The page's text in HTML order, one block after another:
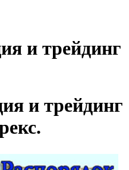
и трейдинг
и трейдинг